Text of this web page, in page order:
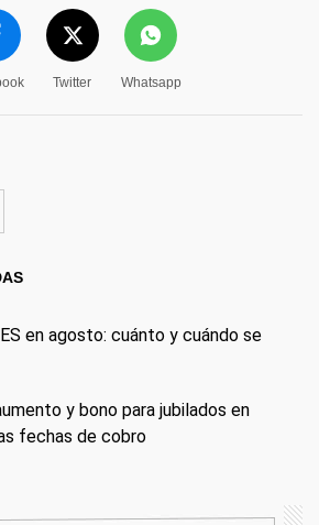
Twitter Whatsapp
en agosto: cuánto y cuándo se
y bono para jubilados en
fechas de cobro